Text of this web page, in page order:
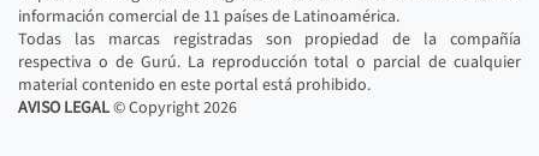
información comercial de 11 países de Latinoamérica.
Todas las marcas registradas son propiedad de la compañía
respectiva o de Gurú. La reproducción total o parcial de cualquier
material contenido en este portal está prohibido.
AVISO LEGAL© Copyright2026